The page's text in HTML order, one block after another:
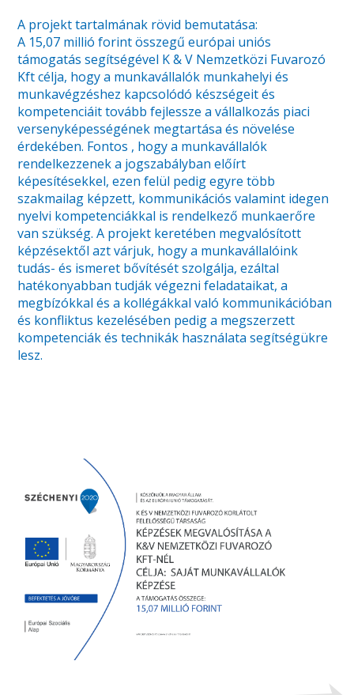
A projekt tartalmának rövid bemutatása:
A 15,07 millió forint összegű európai uniós
támogatás segítségével K & V Nemzetközi Fuvarozó
Kft célja, hogy a munkavállalók munkahelyi és
munkavégzéshez kapcsolódó készségeit és
kompetenciáit tovább fejlessze a vállalkozás piaci
versenyképességének megtartása és növelése
érdekében. Fontos , hogy a munkavállalók
rendelkezzenek a jogszabályban előírt
képesítésekkel, ezen felül pedig egyre több
szakmailag képzett, kommunikációs valamint idegen
nyelvi kompetenciákkal is rendelkező munkaerőre
van szükség. A projekt keretében megvalósított
képzésektől azt várjuk, hogy a munkavállalóink
tudás- és ismeret bővítését szolgálja, ezáltal
hatékonyabban tudják végezni feladataikat, a
megbízókkal és a kollégákkal való kommunikációban
és konfliktus kezelésében pedig a megszerzett
kompetenciák és technikák használata segítségükre
lesz.